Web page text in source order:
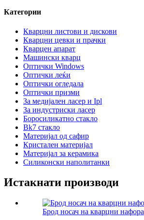
Категории
Кварцни листови и дискови
Кварцни цевки и прачки
Кварцен апарат
Машински кварц
Оптички Windows
Оптички леќи
Оптички огледала
Оптички призми
За медијален ласер и Ipl
За индустриски ласер
Боросиликатно стакло
Bk7 стакло
Материјал од сафир
Кристален материјал
Материјал за керамика
Силиконски наполитанки
Истакнати производи
Брод носач на кварцни нафора